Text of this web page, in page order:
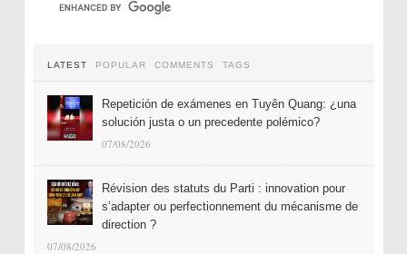
LATEST POPULAR COMMENTS TAGS
Repetición de exámenes en Tuyên Quang: ¿una
solución justa o un precedente polémico?
07/08/2026
Révision des statuts du Parti : innovation pour
s’adapter ou perfectionnement du mécanisme de
direction ?
07/08/2026